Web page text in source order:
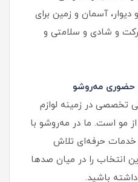
دیوار، آسمان و زمین برای
و شادی و سلامتی و
حضوری مه‌روشو
تخصصی در زمینه لوازم
مو است. ما در مه‌روشو با
خدمات حرفه‌ای تلاش
انتخاب را در میان صدها
باشید.